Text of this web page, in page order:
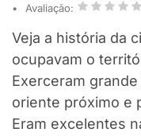
Avaliação:
Veja a história da
ocupavam o
Exerceram
oriente próximo e
Eram excelentes